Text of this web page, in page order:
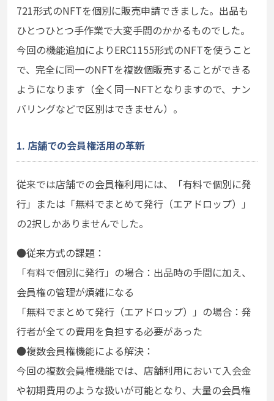
721形式のNFTを個別に販売申請できました。出品も
ひとつひとつ手作業で大変手間のかかるものでした。
今回の機能追加によりERC1155形式のNFTを使うこと
で、完全に同一のNFTを複数個販売することができる
ようになります（全く同一NFTとなりますので、ナン
バリングなどで区別はできません）。
1. 店舗での会員権活用の革新
従来では店舗での会員権利用には、「有料で個別に発
行」または「無料でまとめて発行（エアドロップ）」
の2択しかありませんでした。
●従来方式の課題：
「有料で個別に発行」の場合：出品時の手間に加え、
会員権の管理が煩雑になる
「無料でまとめて発行（エアドロップ）」の場合：発
行者が全ての費用を負担する必要があった
●複数会員権機能による解決：
今回の複数会員権機能では、店舗利用において入会金
や初期費用のような扱いが可能となり、大量の会員権